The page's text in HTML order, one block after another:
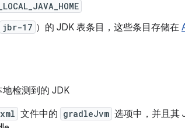
jbr-17 ）的 JDK 表条目，这些条目存储在
检测到的 JDK
文件中的 gradleJvm 选项中，并且其